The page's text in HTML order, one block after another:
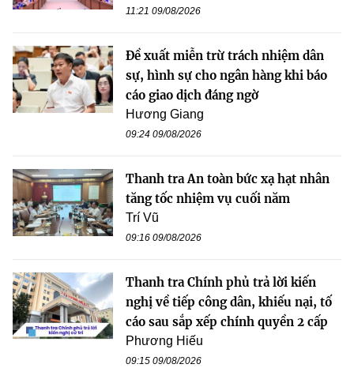
11:21 09/08/2026
Đề xuất miễn trừ trách nhiệm dân
sự, hình sự cho ngân hàng khi báo
cáo giao dịch đáng ngờ
Hương Giang
09:24 09/08/2026
Thanh tra An toàn bức xạ hạt nhân
tăng tốc nhiệm vụ cuối năm
Trí Vũ
09:16 09/08/2026
Thanh tra Chính phủ trả lời kiến
nghị về tiếp công dân, khiếu nại, tố
cáo sau sắp xếp chính quyền 2 cấp
Phương Hiếu
09:15 09/08/2026